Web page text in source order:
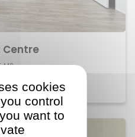
M2
cookies
control
want to